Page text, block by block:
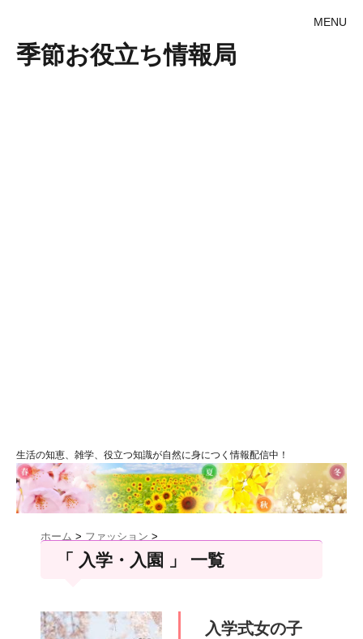
MENU
季節お役立ち情報局
生活の知恵、雑学、役立つ知識が自然に身につく情報配信中！
ホーム > ファッション >
「 入学・入園 」 一覧
入学式女の子